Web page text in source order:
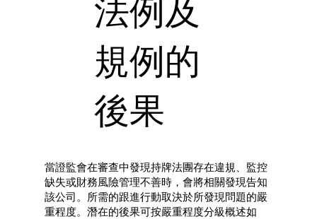
法例及
規例的
後果
當證監會在審查中發現持牌法團存在違規、監控
缺失或財務風險管理不善時，會將相關發現告知
該公司。所需的跟進行動取決於所發現問題的嚴
重程度。潛在的後果可按嚴重程度分級概述如